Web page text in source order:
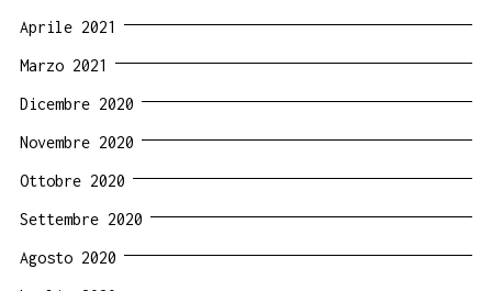
Aprile 2021
Marzo 2021
Dicembre 2020
Novembre 2020
Ottobre 2020
Settembre 2020
Agosto 2020